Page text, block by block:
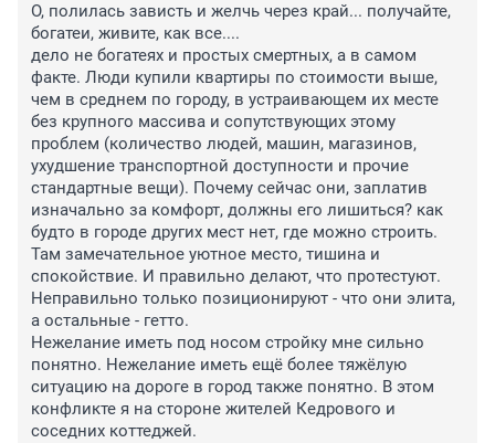
О, полилась зависть и желчь через край... получайте,
богатеи, живите, как все....
дело не богатеях и простых смертных, а в самом
факте. Люди купили квартиры по стоимости выше,
чем в среднем по городу, в устраивающем их месте
без крупного массива и сопутствующих этому
проблем (количество людей, машин, магазинов,
ухудшение транспортной доступности и прочие
стандартные вещи). Почему сейчас они, заплатив
изначально за комфорт, должны его лишиться? как
будто в городе других мест нет, где можно строить.
Там замечательное уютное место, тишина и
спокойствие. И правильно делают, что протестуют.
Неправильно только позиционируют - что они элита,
а остальные - гетто.
Нежелание иметь под носом стройку мне сильно
понятно. Нежелание иметь ещё более тяжёлую
ситуацию на дороге в город также понятно. В этом
конфликте я на стороне жителей Кедрового и
соседних коттеджей.